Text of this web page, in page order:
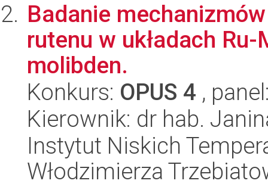
Badanie
rutenu w układach
molibden.
Konkurs: OPUS 4 ,
Kierownik: dr hab.
Instytut Niskich
Włodzimierza